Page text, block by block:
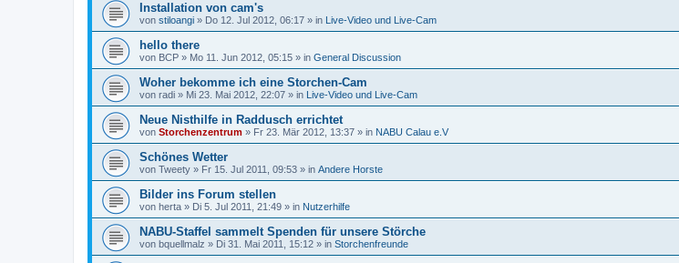
Installation von cam's
von stiloangi » Do 12. Jul 2012, 06:17 » in Live-Video und Live-Cam
hello there
von BCP » Mo 11. Jun 2012, 05:15 » in General Discussion
Woher bekomme ich eine Storchen-Cam
von radi » Mi 23. Mai 2012, 22:07 » in Live-Video und Live-Cam
Neue Nisthilfe in Raddusch errichtet
von Storchenzentrum » Fr 23. Mär 2012, 13:37 » in NABU Calau e.V
Schönes Wetter
von Tweety » Fr 15. Jul 2011, 09:53 » in Andere Horste
Bilder ins Forum stellen
von herta » Di 5. Jul 2011, 21:49 » in Nutzerhilfe
NABU-Staffel sammelt Spenden für unsere Störche
von bquellmalz » Di 31. Mai 2011, 15:12 » in Storchenfreunde